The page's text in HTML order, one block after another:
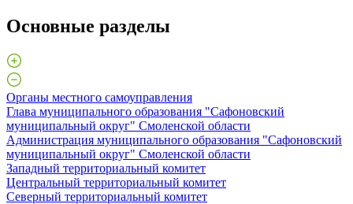
Основные разделы
Органы местного самоуправления
Глава муниципального образования "Сафоновский
муниципальный округ" Смоленской области
Администрация муниципального образования "Сафоновский
муниципальный округ" Смоленской области
Западный территориальный комитет
Центральный территориальный комитет
Северный территориальный комитет